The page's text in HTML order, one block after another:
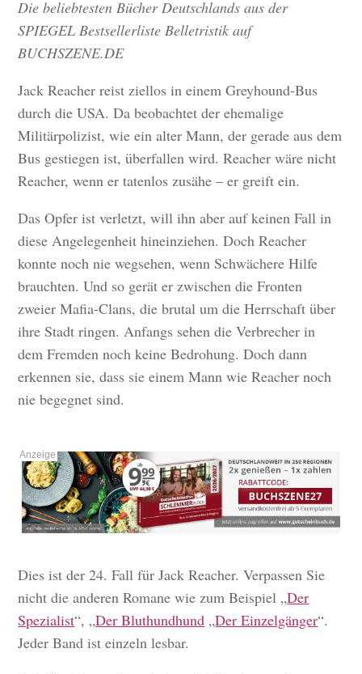
Die beliebtesten Bücher Deutschlands aus der
SPIEGEL Bestsellerliste Belletristik auf
BUCHSZENE.DE
Jack Reacher reist ziellos in einem Greyhound-Bus
durch die USA. Da beobachtet der ehemalige
Militärpolizist, wie ein alter Mann, der gerade aus dem
Bus gestiegen ist, überfallen wird. Reacher wäre nicht
Reacher, wenn er tatenlos zusähe – er greift ein.
Das Opfer ist verletzt, will ihn aber auf keinen Fall in
diese Angelegenheit hineinziehen. Doch Reacher
konnte noch nie wegsehen, wenn Schwächere Hilfe
brauchten. Und so gerät er zwischen die Fronten
zweier Mafia-Clans, die brutal um die Herrschaft über
ihre Stadt ringen. Anfangs sehen die Verbrecher in
dem Fremden noch keine Bedrohung. Doch dann
erkennen sie, dass sie einem Mann wie Reacher noch
nie begegnet sind.
Dies ist der 24. Fall für Jack Reacher. Verpassen Sie
nicht die anderen Romane wie zum Beispiel „Der
Spezialist“, „Der Bluthundhund „Der Einzelgänger“.
Jeder Band ist einzeln lesbar.